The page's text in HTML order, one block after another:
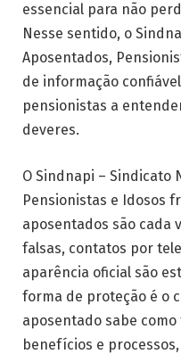
essencial para não
Nesse sentido, o
Aposentados,
de informação
pensionistas a
deveres.
O Sindnapi – Sindicato
Pensionistas e Idosos
aposentados são cada
falsas, contatos por
aparência oficial são
forma de proteção é o
aposentado sabe
benefícios e